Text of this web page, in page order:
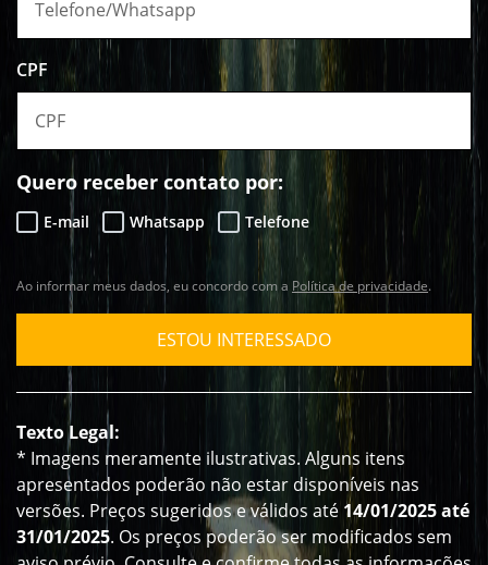
CPF
Quero receber contato por:
E-mail Whatsapp Telefone
Ao informar meus dados, eu concordo com a Política de privacidade.
ESTOU INTERESSADO
Texto Legal:
* Imagens meramente ilustrativas. Alguns itens
apresentados poderão não estar disponíveis nas
versões. Preços sugeridos e válidos até 14/01/2025 até
31/01/2025. Os preços poderão ser modificados sem